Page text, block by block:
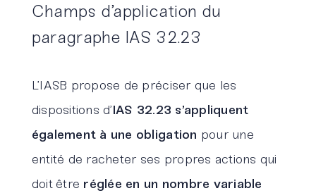
Champs d’application du
paragraphe IAS 32.23
L’IASB propose de préciser que les
dispositions d’ IAS 32.23 s’appliquent
également à une obligation pour une
entité de racheter ses propres actions qui
doit être réglée en un nombre variable